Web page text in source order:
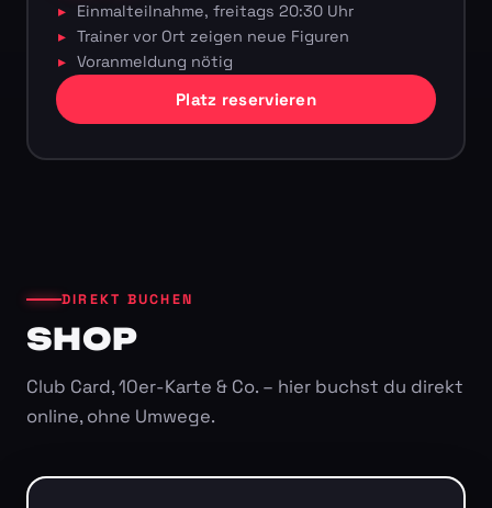
Einmalteilnahme, freitags 20:30 Uhr
Trainer vor Ort zeigen neue Figuren
Voranmeldung nötig
Platz reservieren
DIREKT BUCHEN
SHOP
Club Card, 10er-Karte & Co. – hier buchst du direkt
online, ohne Umwege.